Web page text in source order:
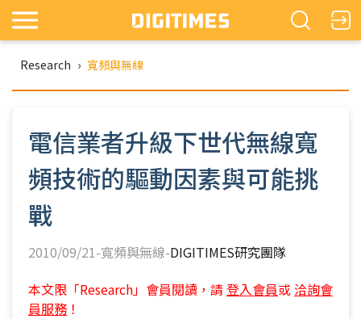
Research › 寬頻與無線
電信業者升級下世代無線寬
頻技術的驅動因素與可能挑
戰
2010/09/21-寬頻與無線-DIGITIMES研究團隊
本文限「Research」會員閱讀，請 登入會員或 洽詢會
員服務 ！